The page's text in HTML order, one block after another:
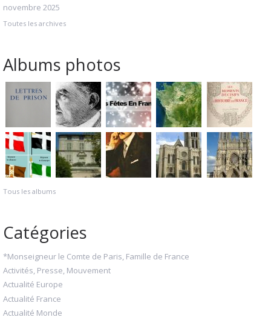
novembre 2025
Toutes les archives
Albums photos
Tous les albums
Catégories
*Monseigneur le Comte de Paris, Famille de France
Activités, Presse, Mouvement
Actualité Europe
Actualité France
Actualité Monde